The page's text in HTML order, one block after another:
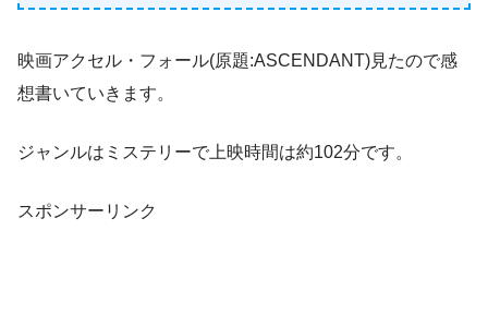
映画アクセル・フォール(原題:ASCENDANT)見たので感
想書いていきます。
ジャンルはミステリーで上映時間は約102分です。
スポンサーリンク